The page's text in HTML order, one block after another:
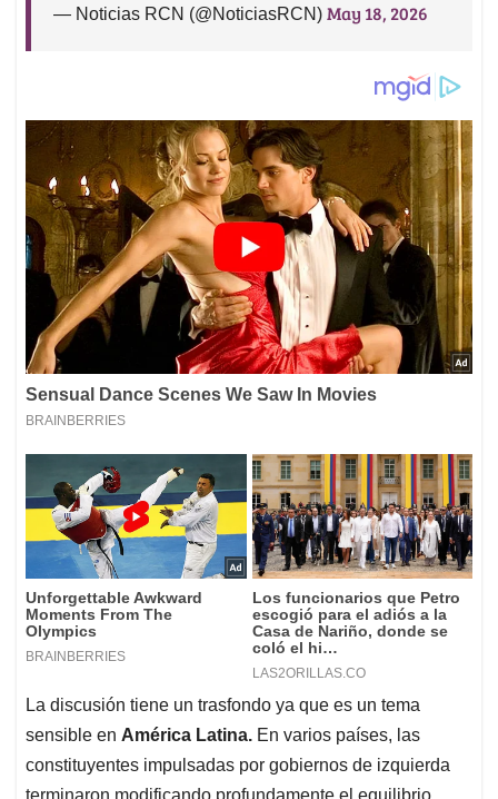
— Noticias RCN (@NoticiasRCN) May 18, 2026
La discusión tiene un trasfondo ya que es un tema
sensible en América Latina. En varios países, las
constituyentes impulsadas por gobiernos de izquierda
terminaron modificando profundamente el equilibrio